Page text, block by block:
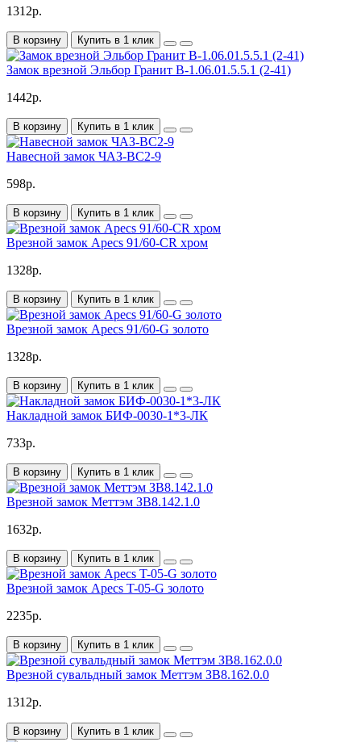
1312р.
В корзину Купить в 1 клик
Замок врезной Эльбор Гранит В-1.06.01.5.5.1 (2-41)
1442р.
В корзину Купить в 1 клик
Навесной замок ЧАЗ-ВС2-9
598р.
В корзину Купить в 1 клик
Врезной замок Apecs 91/60-CR хром
1328р.
В корзину Купить в 1 клик
Врезной замок Apecs 91/60-G золото
1328р.
В корзину Купить в 1 клик
Накладной замок БИФ-0030-1*3-ЛК
733р.
В корзину Купить в 1 клик
Врезной замок Меттэм ЗВ8.142.1.0
1632р.
В корзину Купить в 1 клик
Врезной замок Apecs T-05-G золото
2235р.
В корзину Купить в 1 клик
Врезной сувальдный замок Меттэм ЗВ8.162.0.0
1312р.
В корзину Купить в 1 клик